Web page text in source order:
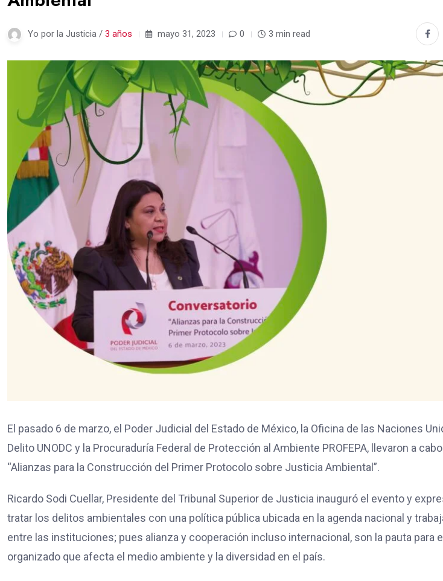
Yo por la Justicia / 3 años mayo 31, 2023 0 3 min read
El pasado 6 de marzo, el Poder Judicial del Estado de México, la Oficina de las Naciones
Delito UNODC y la Procuraduría Federal de Protección al Ambiente PROFEPA, llevaron a
“Alianzas para la Construcción del Primer Protocolo sobre Justicia Ambiental”.
Ricardo Sodi Cuellar, Presidente del Tribunal Superior de Justicia inauguró el evento y
tratar los delitos ambientales con una política pública ubicada en la agenda nacional y
entre las instituciones; pues alianza y cooperación incluso internacional, son la pauta para
organizado que afecta el medio ambiente y la diversidad en el país.